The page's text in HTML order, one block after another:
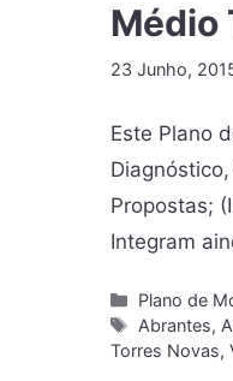
Médio
23 Junho,
Este Plano
Propostas;
Integram
Plano de
Abrantes,
Torres Novas,